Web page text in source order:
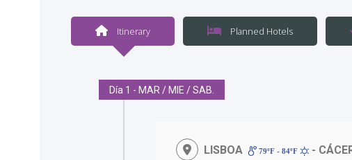
Itinerary Planned Hotels
Día 1 - MAR / MIE / SAB.
LISBOA 79ºF - 84ºF -